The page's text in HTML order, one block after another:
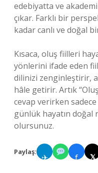
edebiyatta ve
çıkar. Farklı bir
kadar canlı ve doğal
Kısaca, oluş fiilleri
yönlerini ifade eden
dilinizi zenginleştirir,
hâle getirir. Artık
cevap verirken
günlük hayatın doğal
olursunuz.
Paylaş:
✈ f 𝕏